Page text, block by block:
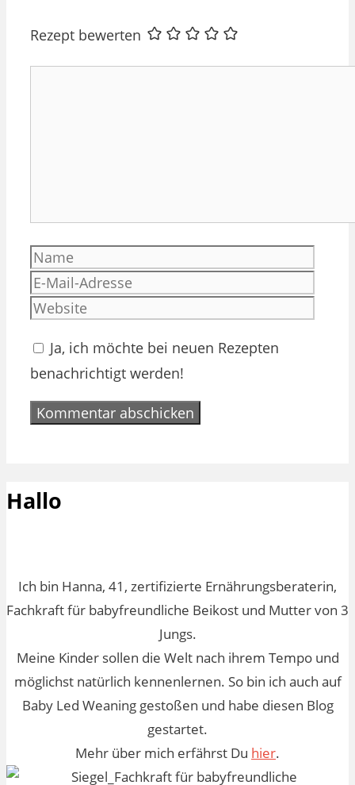
Rezept bewerten
Name
Ja, ich möchte bei neuen Rezepten
benachrichtigt werden!
Hallo
Ich bin Hanna, 41, zertifizierte Ernährungsberaterin,
Fachkraft für babyfreundliche Beikost und Mutter von 3
Jungs.
Meine Kinder sollen die Welt nach ihrem Tempo und
möglichst natürlich kennenlernen. So bin ich auch auf
Baby Led Weaning gestoßen und habe diesen Blog
gestartet.
Mehr über mich erfährst Du hier.